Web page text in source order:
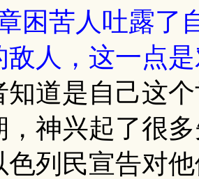
困苦人吐露了
敌人，这一点
知道是自己这
，神兴起了很
色列民宣告对